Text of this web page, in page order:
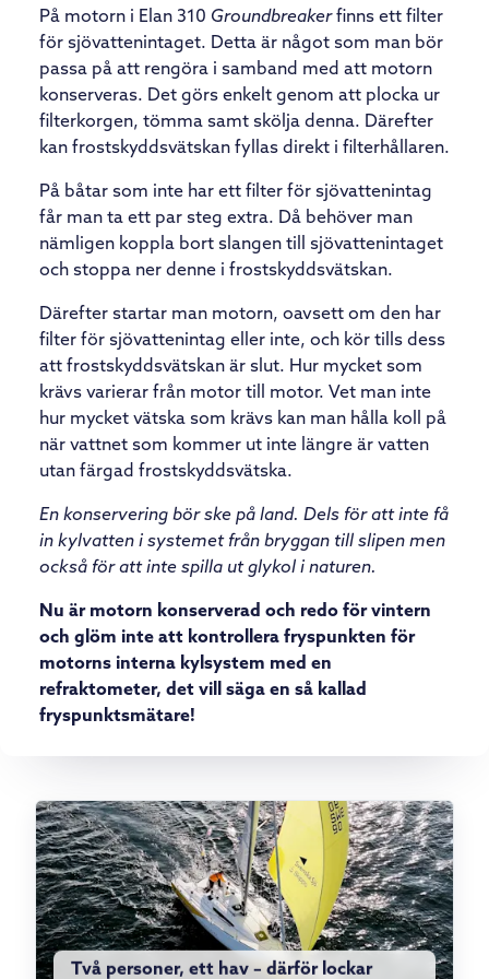
På motorn i Elan 310 Groundbreakerfinns ett filter
för sjövattenintaget. Detta är något som man bör
passa på att rengöra i samband med att motorn
konserveras. Det görs enkelt genom att plocka ur
filterkorgen, tömma samt skölja denna. Därefter
kan frostskyddsvätskan fyllas direkt i filterhållaren.
På båtar som inte har ett filter för sjövattenintag
får man ta ett par steg extra. Då behöver man
nämligen koppla bort slangen till sjövattenintaget
och stoppa ner denne i frostskyddsvätskan.
Därefter startar man motorn, oavsett om den har
filter för sjövattenintag eller inte, och kör tills dess
att frostskyddsvätskan är slut. Hur mycket som
krävs varierar från motor till motor. Vet man inte
hur mycket vätska som krävs kan man hålla koll på
när vattnet som kommer ut inte längre är vatten
utan färgad frostskyddsvätska.
En konservering bör ske på land. Dels för att inte få
in kylvatten i systemet från bryggan till slipen men
också för att inte spilla ut glykol i naturen.
Nu är motorn konserverad och redo för vintern
och glöm inte att kontrollera fryspunkten för
motorns interna kylsystem med en
refraktometer, det vill säga en så kallad
fryspunktsmätare!
Två personer, ett hav – därför lockar